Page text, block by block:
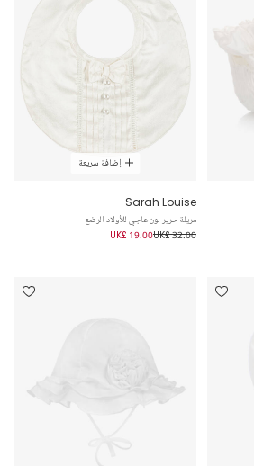
إضافة سريعة
Sarah Louise
مريلة حرير لون عاجي للأولاد الرضع
UK£ 32.00
UK£ 19.00